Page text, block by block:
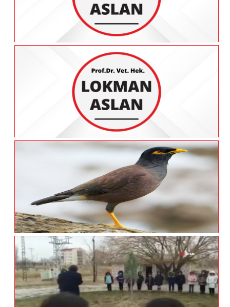
Van Gölü'nde Flamingolar Göç Etmedi:
Nedeni Iklim Değişikliği
Van'da Yanan Sazlıklar Yeniden Yeşeriyor
Van’da Ele Geçirilen Çiğdeci Kuşları
Hayvanat Bahçesine Gönderilecek